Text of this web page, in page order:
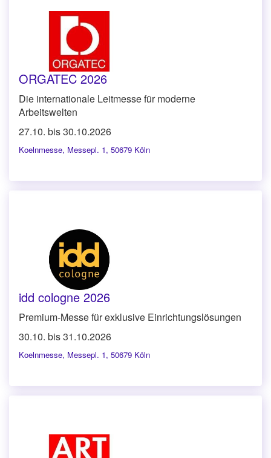
ORGATEC 2026
Die internationale Leitmesse für moderne
Arbeitswelten
27.10. bis 30.10.2026
Koelnmesse, Messepl. 1, 50679 Köln
idd cologne 2026
Premium-Messe für exklusive Einrichtungslösungen
30.10. bis 31.10.2026
Koelnmesse, Messepl. 1, 50679 Köln